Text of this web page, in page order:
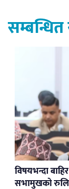
विषयभन्दा
सभामुखको